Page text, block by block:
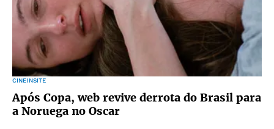
CINEINSITE
Após Copa, web revive derrota do Brasil para
a Noruega no Oscar